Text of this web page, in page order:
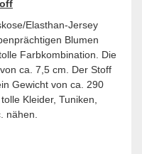
Elasthan-Jersey
Blumen
Farbkombination. Die
ca. 7,5 cm. Der Stoff
Gewicht von ca. 290
Kleider, Tuniken,
nähen.